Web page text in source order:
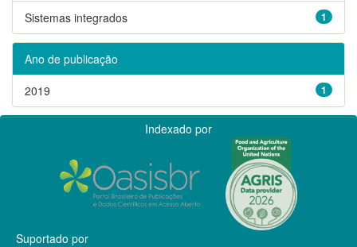
1
Sistemas integrados
Ano de publicação
1
2019
Indexado por
Suportado por